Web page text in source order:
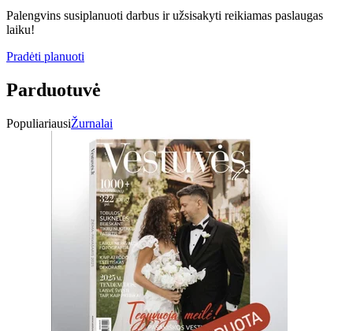
Palengvins susiplanuoti darbus ir užsisakyti reikiamas paslaugas
laiku!
Pradėti planuoti
Parduotuvė
PopuliariausiŽurnalai